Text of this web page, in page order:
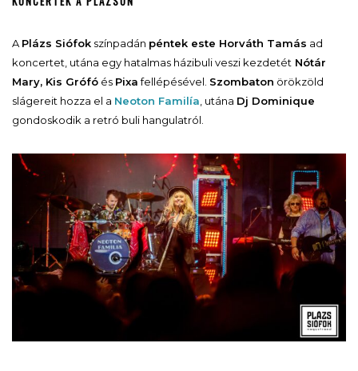
A Plázs Siófok színpadán péntek este Horváth Tamás ad
koncertet, utána egy hatalmas házibuli veszi kezdetét Nótár
Mary, Kis Grófó és Pixafellépésével. Szombaton örökzöld
slágereit hozza el a Neoton Familía , utána Dj Dominique
gondoskodik a retró buli hangulatról.